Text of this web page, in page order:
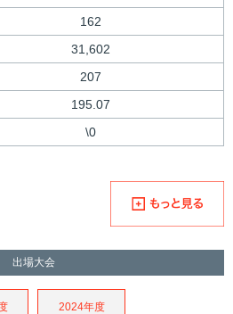
162
31,602
207
195.07
\0
出場大会
2024年度